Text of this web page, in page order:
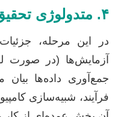
۴. متدولوژی تحقیق و جمع‌آوری داده‌ها
در این مرحله،
آزمایش‌ها (در صورت
جمع‌آوری داده‌ها
فرآیند، شبیه‌سازی